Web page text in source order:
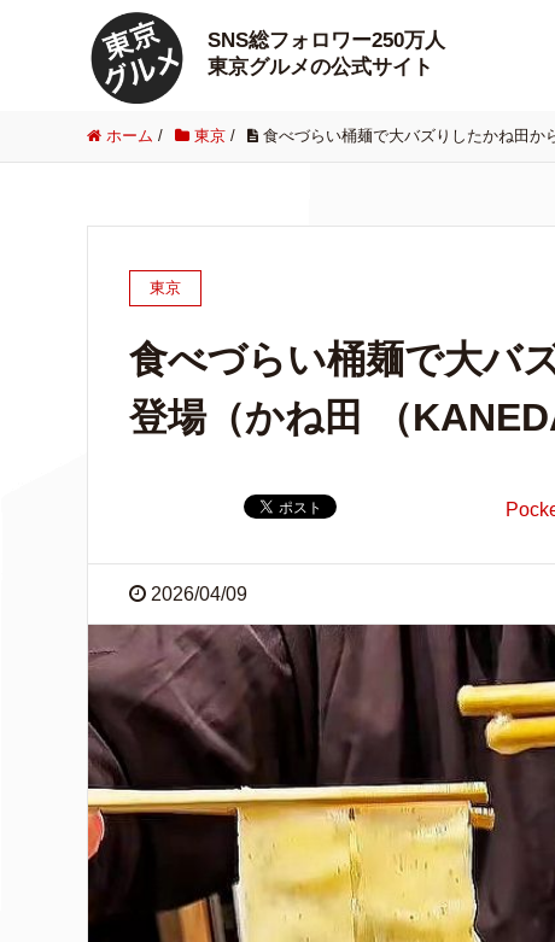
SNS総フォロワー250万人
東京グルメの公式サイト
ホーム / 東京 / 食べづらい桶麺で大バズりしたかね田か
東京
食べづらい桶麺で大バ
登場（かね田 （
2026/04/09